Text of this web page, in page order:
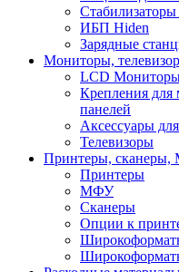
ИБП Hiden
Зарядные
Мониторы,
LCD
Крепления
панелей
Аксессуары
Телевизоры
Принтеры,
Принтеры
МФУ
Сканеры
Опции к